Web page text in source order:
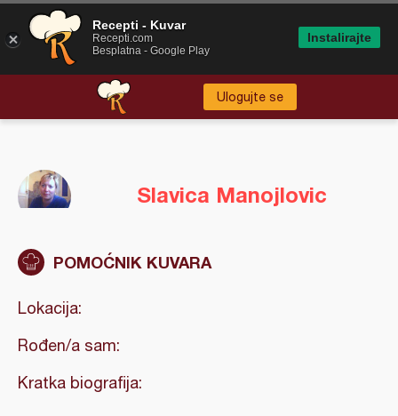
Ulogujte se
Slavica Manojlovic
POMOĆNIK KUVARA
Lokacija:
Rođen/a sam:
Kratka biografija:
Recepti - Kuvar
Recepti.com
Besplatna - Google Play
Instalirajte